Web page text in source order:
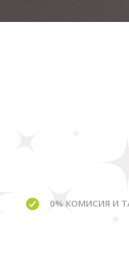
0% КОМИСИЯ И